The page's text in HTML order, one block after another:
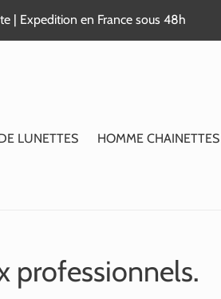
| Expedition en France sous 48h
LUNETTES HOMME CHAINETTES
professionnels.